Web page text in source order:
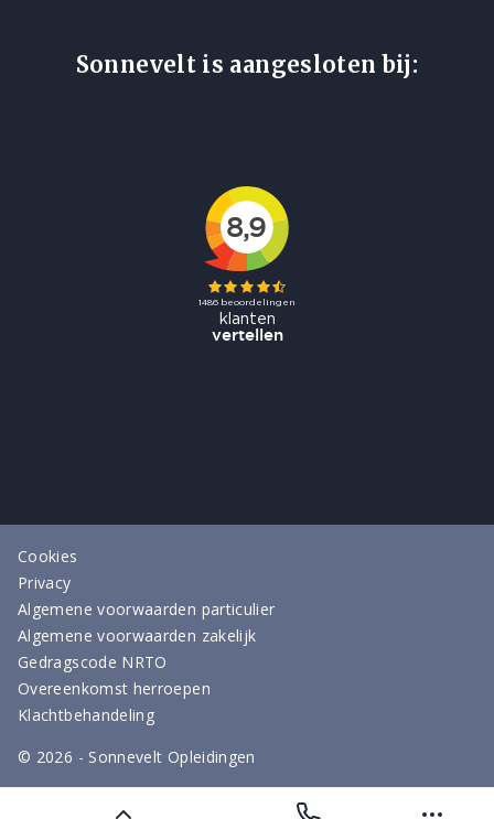
Sonnevelt is aangesloten bij:
Cookies
Privacy
Algemene voorwaarden particulier
Algemene voorwaarden zakelijk
Gedragscode NRTO
Overeenkomst herroepen
Klachtbehandeling
© 2026 - Sonnevelt Opleidingen